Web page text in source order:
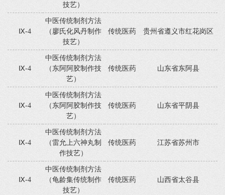
技艺）
Ⅸ-4
中医传统制剂方法
（廖氏化风丹制作
技艺）
传统医药 贵州省遵义市红花岗区
Ⅸ-4
中医传统制剂方法
（东阿阿胶制作技
艺）
传统医药 山东省东阿县
Ⅸ-4
中医传统制剂方法
（东阿阿胶制作技
艺）
传统医药 山东省平阴县
Ⅸ-4
中医传统制剂方法
（雷允上六神丸制
作技艺）
传统医药 江苏省苏州市
Ⅸ-4
中医传统制剂方法
（龟龄集传统制作
技艺）
传统医药 山西省太谷县